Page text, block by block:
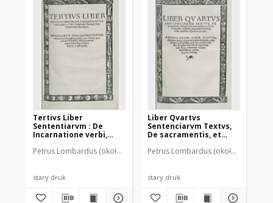
Tertivs Liber
Sententiarvm : De
Incarnatione verbi,
Petrus Lombardus (około 1095-1160) Szarfenberg, Maciej ( -1547).
stary druk
Liber Qvartvs
Sentenciarvm Textvs,
De sacramentis, et
Petrus Lombardus (około 1095-
stary druk